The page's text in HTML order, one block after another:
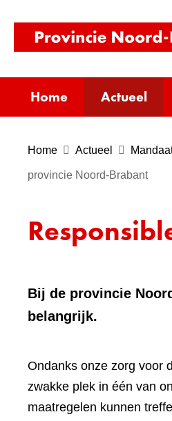
Home Actueel
Home Actueel
provincie Noord-Brabant
Bij de provincie
belangrijk.
Ondanks onze zorg voor
zwakke plek in één van
maatregelen kunnen